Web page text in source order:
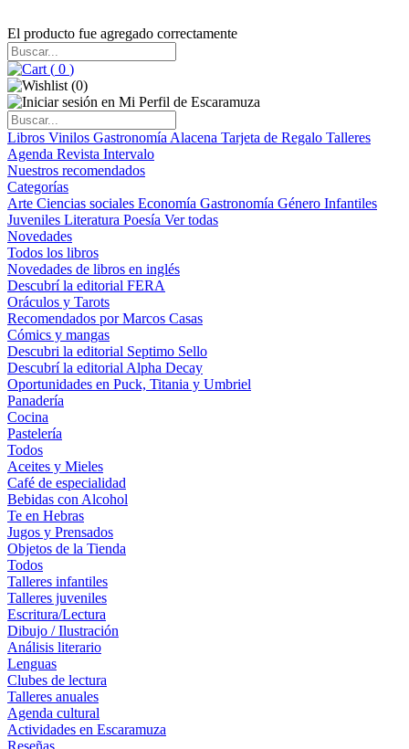
El producto fue agregado correctamente
( 0 )
(0)
Libros Vinilos Gastronomía Alacena Tarjeta de Regalo Talleres
Agenda Revista Intervalo
Nuestros recomendados
Categorías
Arte Ciencias sociales Economía Gastronomía Género Infantiles
Juveniles Literatura Poesía Ver todas
Novedades
Todos los libros
Novedades de libros en inglés
Descubrí la editorial FERA
Oráculos y Tarots
Recomendados por Marcos Casas
Cómics y mangas
Descubri la editorial Septimo Sello
Descubrí la editorial Alpha Decay
Oportunidades en Puck, Titania y Umbriel
Panadería
Cocina
Pastelería
Todos
Aceites y Mieles
Café de especialidad
Bebidas con Alcohol
Te en Hebras
Jugos y Prensados
Objetos de la Tienda
Todos
Talleres infantiles
Talleres juveniles
Escritura/Lectura
Dibujo / Ilustración
Análisis literario
Lenguas
Clubes de lectura
Talleres anuales
Agenda cultural
Actividades en Escaramuza
Reseñas